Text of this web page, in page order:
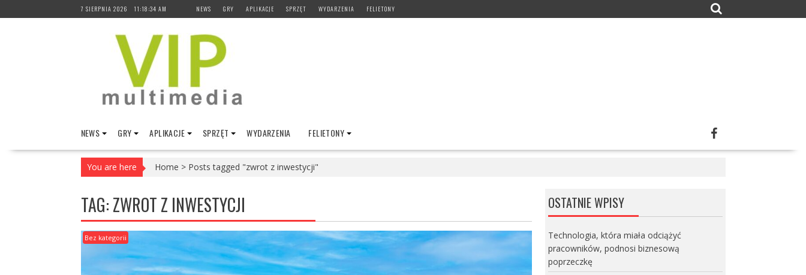
to
7 SIERPNIA 2026 11:18:35 AM NEWS GRY APLIKACJE SPRZĘT WYDARZENIA FELIETONY
NEWS GRY APLIKACJE SPRZĘT WYDARZENIA FELIETONY
You are here Home > Posts tagged "zwrot z inwestycji"
TAG:ZWROT Z INWESTYCJI
Bez kategorii
OSTATNIE WPISY
Technologia, która miała odciążyć
pracowników, podnosi biznesową
poprzeczkę